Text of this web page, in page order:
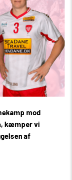
mod
kæmper vi
af